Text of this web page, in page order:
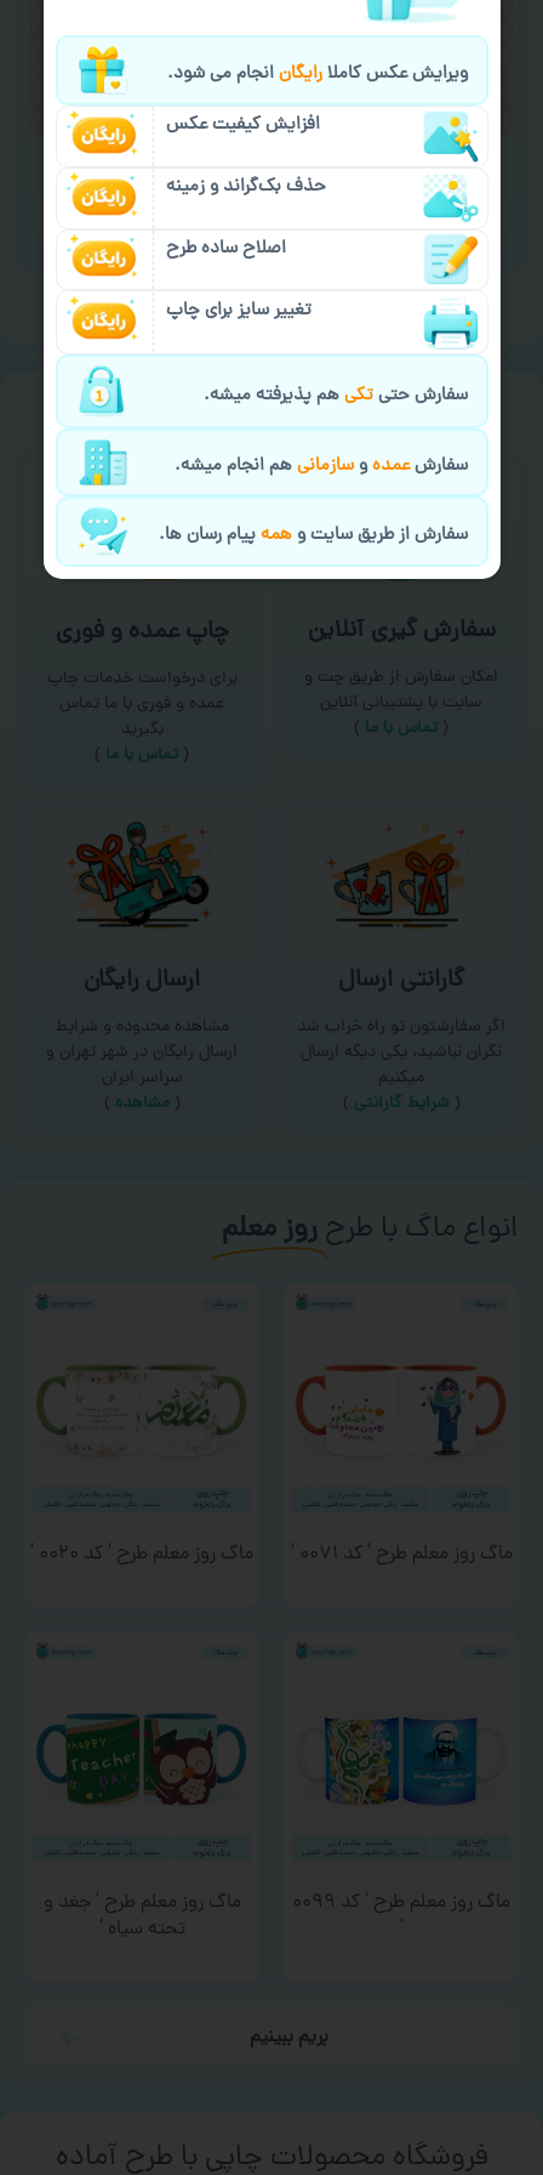
لازم را انجام دهید.
ایمیل جهت ثبت یا پیگیری سفارش:
aks4chap.com@gmail.com
برای ارسال پیام کلیک کنید
خیالت راحت ازسفارش گیری
سفارش گیری آنلاین
امکان سفارش از طریق چت و
سایت با پشتیبانی آنلاین
( تماس با ما‌ )
چاپ عمده و فوری
برای درخواست خدمات چاپ
عمده و فوری با ما تماس
بگیرید
( تماس با ما )
گارانتی ارسال
اگر سفارشتون تو راه خراب شد
نگران نباشید، یکی دیگه ارسال
میکنیم
( شرایط گارانتی )
ارسال رایگان
مشاهده محدوده و شرایط
ارسال رایگان در شهر تهران و
سراسر ایران
(مشاهده )
انواع ماگ با طرحروز معلم
ماگ روز معلم طرح ‘ کد ۰۰۷۱ ‘ ماگ روز معلم طرح ‘ کد ۰۰۲۰ ‘
ماگ روز معلم طرح ‘ کد ۰۰۹۹
‘
ماگ روز معلم طرح ‘ جغد و
تحته سیاه ‘
بریم ببینیم
فروشگاه محصولات چاپی با طرح آماده
ویرایش عکس کاملارایگانانجام می شود.
افزایش کیفیت عکس
حذف بک‌گراند و زمینه
اصلاح ساده طرح
تغییر سایز برای چاپ
سفارش حتیتکیهم پذیرفته میشه.
سفارشعمدهوسازمانیهم انجام میشه.
سفارش از طریق سایت وهمهپیام رسان ها.